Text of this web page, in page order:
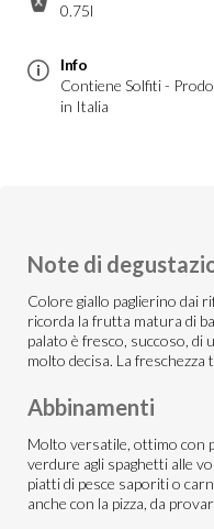
0.75l
Info
Contiene Solfiti -
in Italia
Note di
Colore giallo paglierino dai
ricorda la frutta matura di
palato è fresco, succoso, di
molto decisa. La
Abbinamenti
Molto versatile, ottimo con
verdure agli spaghetti alle
piatti di pesce saporiti o
anche con la pizza, da